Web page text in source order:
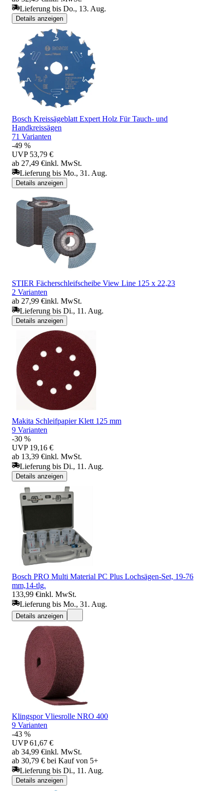
Lieferung bis Do., 13. Aug.
Details anzeigen
Bosch Kreissägeblatt Expert Holz Für Tauch- und
Handkreissägen
71 Varianten
-49 %
UVP 53,79 €
ab 27,49 €inkl. MwSt.
Lieferung bis Mo., 31. Aug.
Details anzeigen
STIER Fächerschleifscheibe View Line 125 x 22,23
2 Varianten
ab 27,99 €inkl. MwSt.
Lieferung bis Di., 11. Aug.
Details anzeigen
Makita Schleifpapier Klett 125 mm
9 Varianten
-30 %
UVP 19,16 €
ab 13,39 €inkl. MwSt.
Lieferung bis Di., 11. Aug.
Details anzeigen
Bosch PRO Multi Material PC Plus Lochsägen-Set, 19-76
mm,14-tlg.
133,99 €inkl. MwSt.
Lieferung bis Mo., 31. Aug.
Details anzeigen
Klingspor Vliesrolle NRO 400
9 Varianten
-43 %
UVP 61,67 €
ab 34,99 €inkl. MwSt.
ab 30,79 € bei Kauf von 5+
Lieferung bis Di., 11. Aug.
Details anzeigen